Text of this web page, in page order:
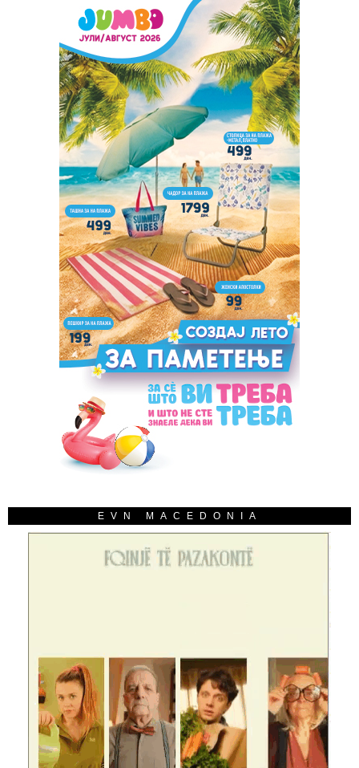
EVN MACEDONIA